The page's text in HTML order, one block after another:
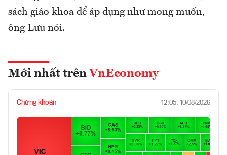
sách giáo khoa để áp dụng như mong muốn,
ông Lưu nói.
Mới nhất trên VnEconomy
Chứng khoán 12:05, 10/08/2026